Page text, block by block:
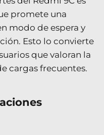
promete una
modo de espera y
Esto lo convierte
que valoran la
cargas frecuentes.